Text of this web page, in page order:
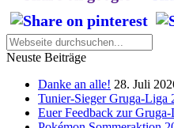
Neuste Beiträge
Danke an alle! 28. Juli
Tunier-Sieger Gruga-Liga
Euer Feedback zur